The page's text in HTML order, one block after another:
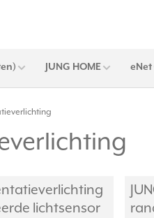
JUNG HOME eNet
lichtsensor